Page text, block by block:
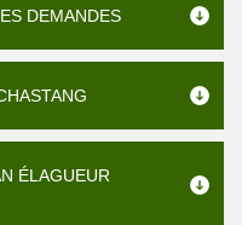
DEMANDES
ÉLAGUEUR